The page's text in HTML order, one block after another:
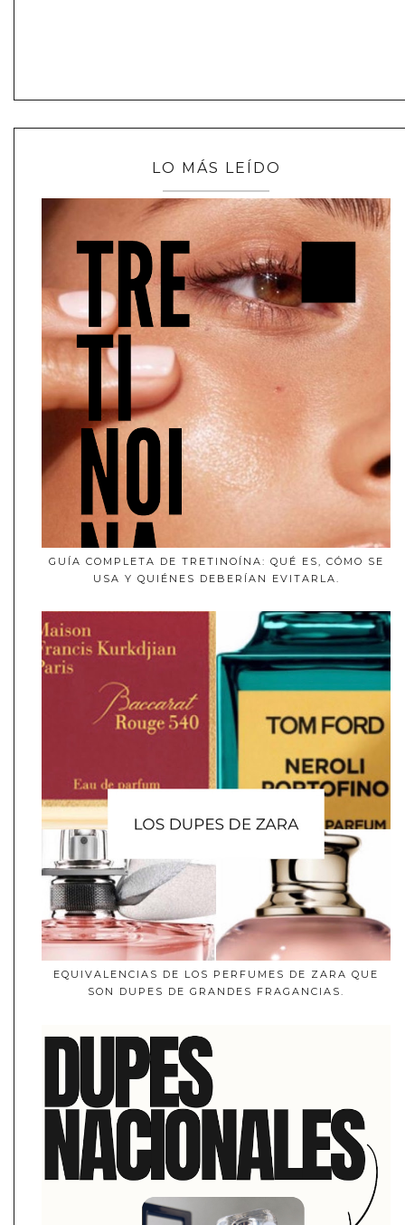
LO MÁS LEÍDO
GUÍA COMPLETA DE TRETINOÍNA: QUÉ ES, CÓMO SE
USA Y QUIÉNES DEBERÍAN EVITARLA.
EQUIVALENCIAS DE LOS PERFUMES DE ZARA QUE
SON DUPES DE GRANDES FRAGANCIAS.